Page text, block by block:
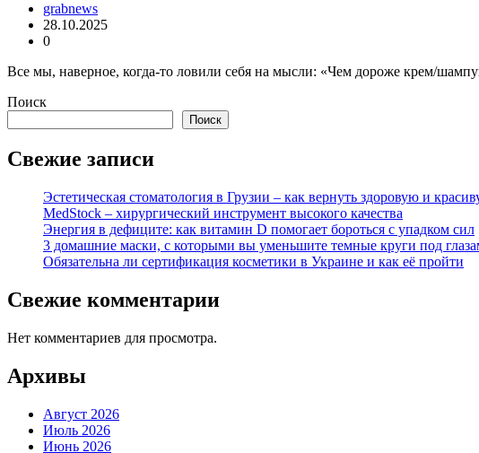
grabnews
28.10.2025
0
Все мы, наверное, когда-то ловили себя на мысли: «Чем дороже крем/
Поиск
Поиск
Свежие записи
Эстетическая стоматология в Грузии – как вернуть здоровую и
MedStock – хирургический инструмент высокого качества
Энергия в дефиците: как витамин D помогает бороться с упадком сил
3 домашние маски, с которыми вы уменьшите темные круги под
Обязательна ли сертификация косметики в Украине и как её пройти
Свежие комментарии
Нет комментариев для просмотра.
Архивы
Август 2026
Июль 2026
Июнь 2026